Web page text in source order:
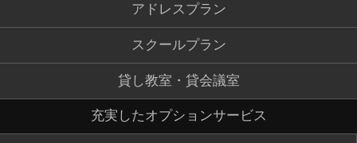
アドレスプラン
スクールプラン
貸し教室・貸会議室
充実したオプションサービス